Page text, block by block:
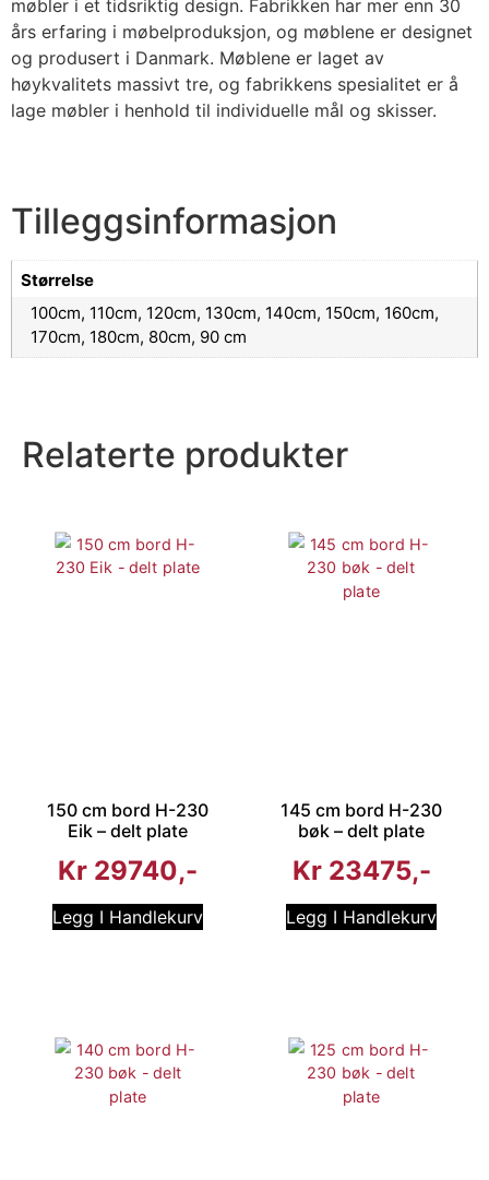
møbler i et tidsriktig design. Fabrikken har mer enn 30
års erfaring i møbelproduksjon, og møblene er designet
og produsert i Danmark. Møblene er laget av
høykvalitets massivt tre, og fabrikkens spesialitet er å
lage møbler i henhold til individuelle mål og skisser.
Tilleggsinformasjon
Størrelse
100cm, 110cm, 120cm, 130cm, 140cm, 150cm, 160cm,
170cm, 180cm, 80cm, 90 cm
Relaterte produkter
150 cm bord H-230
Eik – delt plate
Kr 29740
Legg I Handlekurv
145 cm bord H-230
bøk – delt plate
Kr23475
Legg I Handlekurv